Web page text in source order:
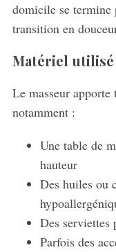
domicile se termine
transition en
Matériel
Le masseur apporte
notamment :
Une table de
hauteur
Des huiles ou
Des serviettes
Parfois des